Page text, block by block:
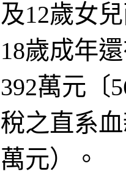
及12歲女
18歲成年
392萬元〔
稅之直系
萬元）。